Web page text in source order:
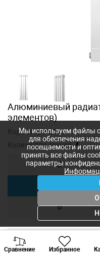
Алюминиевый
элементов)
Код товара:8198
Количество секций:4
2
6
7 482
Сравнение Избранное
Мы используем файлы
для обеспечения
посещаемости и
принять все файлы
параметры